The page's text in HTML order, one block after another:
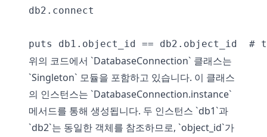
db2.connect
위의 코드에서 `DatabaseConnection` 클래스는
`Singleton` 모듈을 포함하고 있습니다. 이 클래스
의 인스턴스는 `DatabaseConnection.instance`
메서드를 통해 생성됩니다. 두 인스턴스 `db1`과
`db2`는 동일한 객체를 참조하므로, `object_id`가